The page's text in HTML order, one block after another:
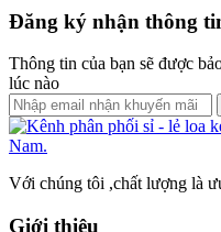
Đăng ký nhận thông
Thông tin của bạn sẽ được
lúc nào
Với chúng tôi ,chất lượng là
Giới thiệu